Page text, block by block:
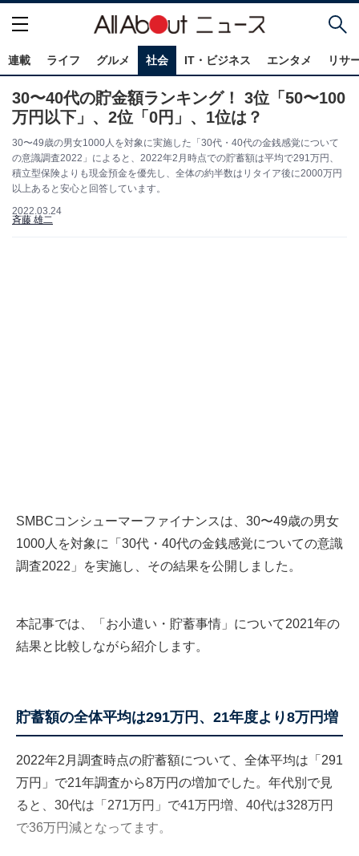
連載 ライフ グルメ 社会 IT・ビジネス エンタメ リサ
30〜40代の貯金額ランキング！ 3位「50〜100
万円以下」、2位「0円」、1位は？
30〜49歳の男女1000人を対象に実施した「30代・40代の金銭感覚について
の意識調査2022」によると、2022年2月時点での貯蓄額は平均で291万円、
積立型保険よりも現金預金を優先し、全体の約半数はリタイア後に2000万円
以上あると安心と回答しています。
2022.03.24
斉藤 雄二
SMBCコンシューマーファイナンスは、30〜49歳の男女
1000人を対象に「30代・40代の金銭感覚についての意識
調査2022」を実施し、その結果を公開しました。
本記事では、「お小遣い・貯蓄事情」について2021年の
結果と比較しながら紹介します。
貯蓄額の全体平均は291万円、21年度より8万円増
2022年2月調査時点の貯蓄額について、全体平均は「291
万円」で21年調査から8万円の増加でした。年代別で見
ると、30代は「271万円」で41万円増、40代は328万円
で36万円減となってます。